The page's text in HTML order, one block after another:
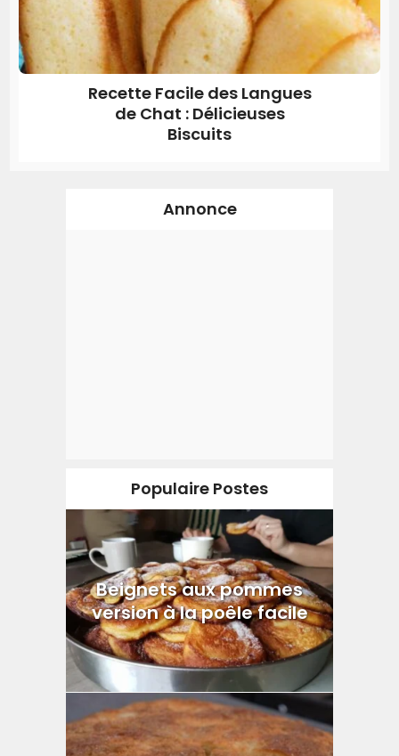
Recette Facile des Langues
de Chat : Délicieuses
Biscuits
Annonce
Populaire Postes
Beignets aux pommes
version à la poêle facile